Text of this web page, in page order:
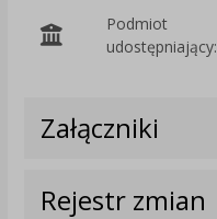
Podmiot
udostępniający:
Załączniki
Rejestr zmian